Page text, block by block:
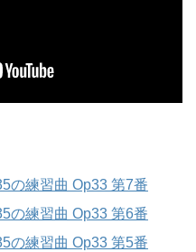
の練習曲 Op33 第7番
の練習曲 Op33 第6番
の練習曲 Op33 第5番